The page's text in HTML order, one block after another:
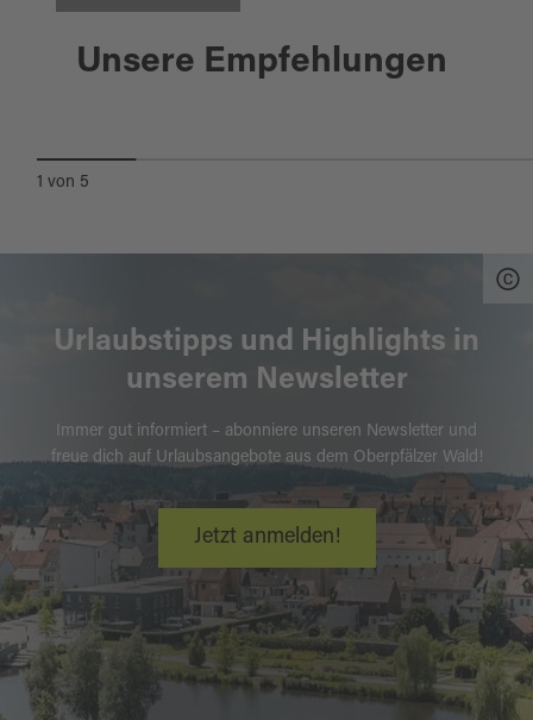
Unsere Empfehlungen
Bodenwöhr
BOOTSVERLEIH AM
1 von 5
Urlaubstipps und Highlights in
unserem Newsletter
Immer gut informiert – abonniere unseren Newsletter und
freue dich auf Urlaubsangebote aus dem Oberpfälzer Wald!
Jetzt anmelden!